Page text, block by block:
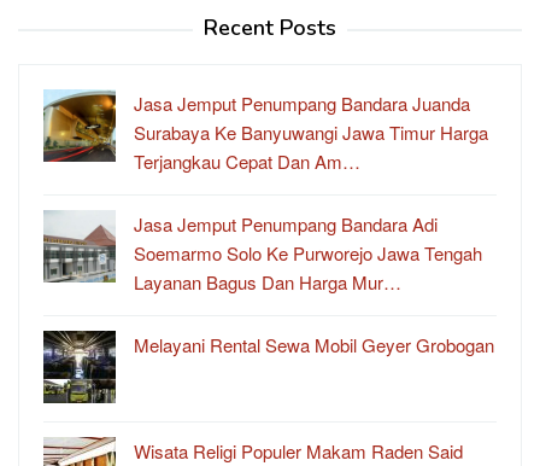
Recent Posts
Jasa Jemput Penumpang Bandara Juanda
Surabaya Ke Banyuwangi Jawa Timur Harga
Terjangkau Cepat Dan Am…
Jasa Jemput Penumpang Bandara Adi
Soemarmo Solo Ke Purworejo Jawa Tengah
Layanan Bagus Dan Harga Mur…
Melayani Rental Sewa Mobil Geyer Grobogan
Wisata Religi Populer Makam Raden Said